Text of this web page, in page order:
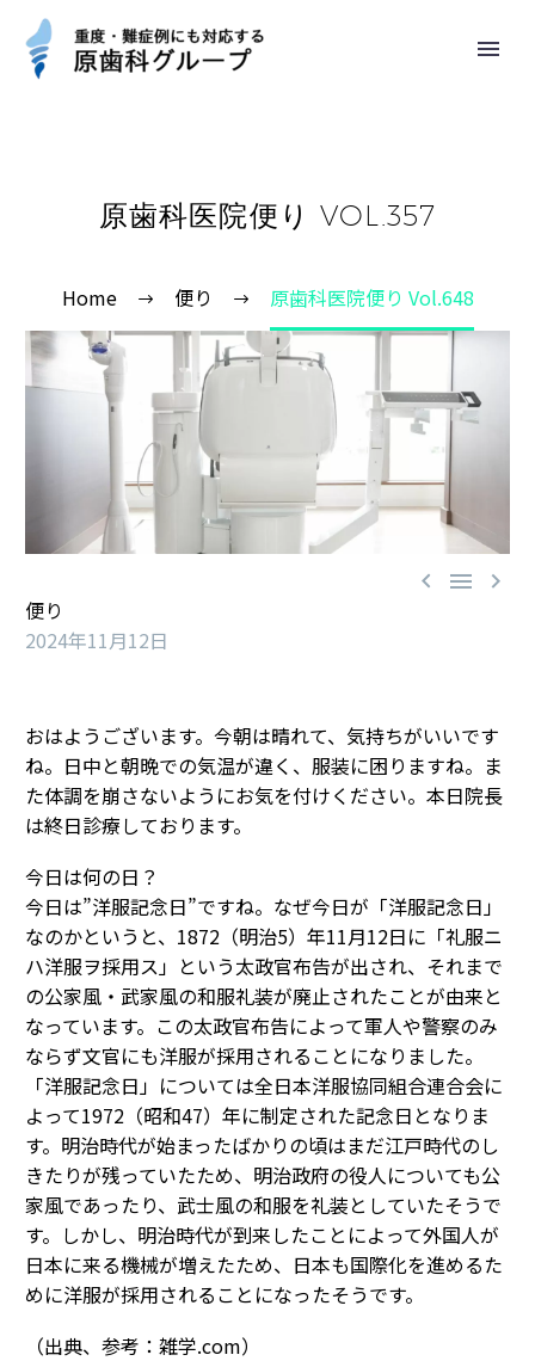
原歯科医院便り VOL.357
Home 便り 原歯科医院便り Vol.648
  
便り
2024年11月12日
おはようございます。今朝は晴れて、気持ちがいいです
ね。日中と朝晩での気温が違く、服装に困りますね。ま
た体調を崩さないようにお気を付けください。本日院長
は終日診療しております。
今日は何の日？
今日は”洋服記念日”ですね。なぜ今日が「洋服記念日」
なのかというと、1872（明治5）年11月12日に「礼服ニ
ハ洋服ヲ採用ス」という太政官布告が出され、それまで
の公家風・武家風の和服礼装が廃止されたことが由来と
なっています。この太政官布告によって軍人や警察のみ
ならず文官にも洋服が採用されることになりました。
「洋服記念日」については全日本洋服協同組合連合会に
よって1972（昭和47）年に制定された記念日となりま
す。明治時代が始まったばかりの頃はまだ江戸時代のし
きたりが残っていたため、明治政府の役人についても公
家風であったり、武士風の和服を礼装としていたそうで
す。しかし、明治時代が到来したことによって外国人が
日本に来る機械が増えたため、日本も国際化を進めるた
めに洋服が採用されることになったそうです。
（出典、参考：雑学.com）